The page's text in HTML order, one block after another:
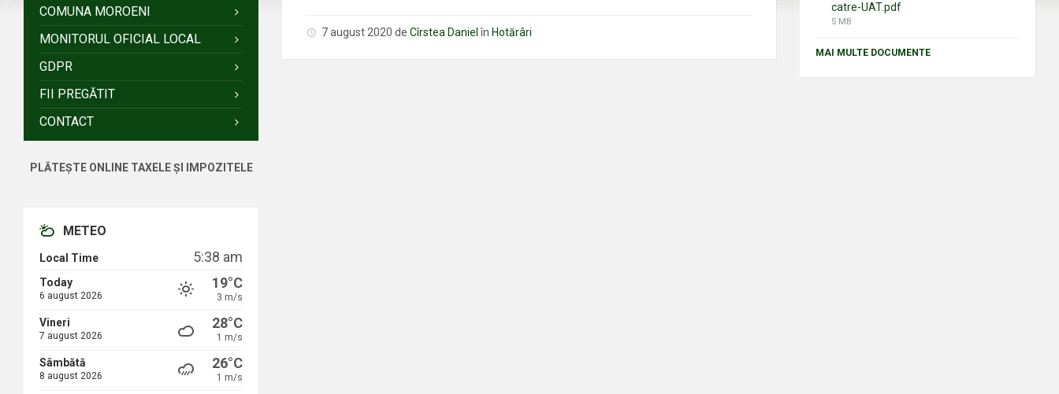
7 august 2020deCîrstea Daniel în Hotărâri
COMUNA MOROENI
MONITORUL OFICIAL LOCAL
GDPR
FII PREGĂTIT
CONTACT
PLĂTEȘTE ONLINE TAXELE ȘI IMPOZITELE
METEO
Local Time 5:38 am
Today
6 august 2026
19°C
3 m/s
Vineri
7 august 2026
28°C
1 m/s
Sâmbătă
8 august 2026
26°C
1 m/s
catre-UAT.pdf
File
5 MB
MAI MULTE DOCUMENTE